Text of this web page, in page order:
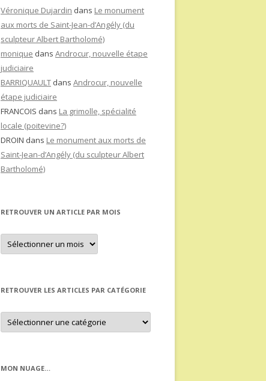
Véronique Dujardin dans Le monument
aux morts de Saint-Jean-d’Angély (du
sculpteur Albert Bartholomé)
monique dans Androcur, nouvelle étape
judiciaire
BARRIQUAULT dans Androcur, nouvelle
étape judiciaire
FRANCOIS dans La grimolle, spécialité
locale (poitevine?)
DROIN dans Le monument aux morts de
Saint-Jean-d’Angély (du sculpteur Albert
Bartholomé)
RETROUVER UN ARTICLE PAR MOIS
Retrouver
un
article
RETROUVER LES ARTICLES PAR CATÉGORIE
Retrouver
les
articles
MON NUAGE…